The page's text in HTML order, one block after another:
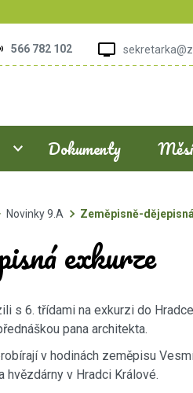
566 782 102
Dokumenty
Novinky 9.A Zeměpisně-
exkurze
s 6. třídami na exkurzi do
pana architekta.
v hodinách zeměpisu
v Hradci Králové.